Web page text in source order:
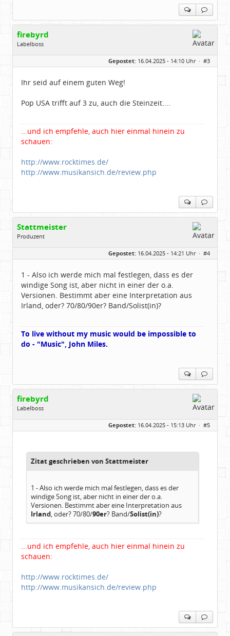
firebyrd
Labelboss
Geschlecht:
keine Angabe
Hausgeburt (Ausgeburt?)
Beiträge:
48860
Gepostet: 16.04.2025 - 14:10 Uhr · #3
Ihr seid auf einem guten Weg!
Pop USA trifft auf 3 zu, auch die Steinzeit....
...und ich empfehle, auch hier einmal hinein zu
schauen:
http://www.rocktimes.de/
http://www.musikansich.de/review.php
Stattmeister
Produzent
Beiträge:
14322
Gepostet: 16.04.2025 - 14:21 Uhr · #4
1 - Also ich werde mich mal festlegen, dass es der
windige Song ist, aber nicht in einer der o.a.
Versionen. Bestimmt aber eine Interpretation aus
Irland, oder? 70/80/90er? Band/Solist(in)?
To live without my music would be impossible to
do - "Music", John Miles.
firebyrd
Labelboss
Geschlecht:
keine Angabe
Hausgeburt (Ausgeburt?)
Beiträge:
48860
Gepostet: 16.04.2025 - 15:13 Uhr · #5
Zitat geschrieben von Stattmeister
1 - Also ich werde mich mal festlegen, dass es der
windige Song ist, aber nicht in einer der o.a.
Versionen. Bestimmt aber eine Interpretation aus
Irland, oder? 70/80/90er? Band/Solist(in)?
...und ich empfehle, auch hier einmal hinein zu
schauen:
http://www.rocktimes.de/
http://www.musikansich.de/review.php